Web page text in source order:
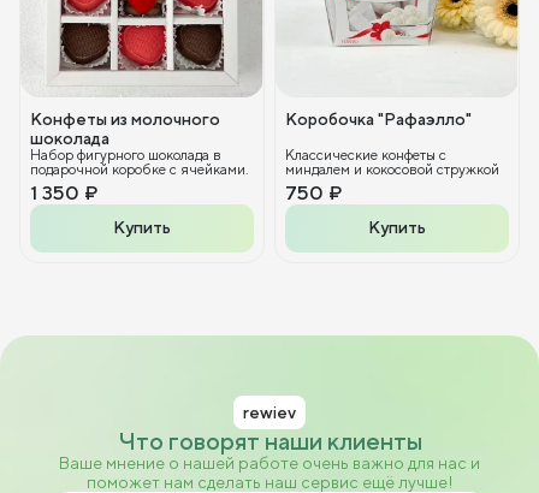
Конфеты из молочного
шоколада
Набор фигурного шоколада в
подарочной коробке с ячейками.
1 350 ₽
Купить
Коробочка "Рафаэлло"
Классические конфеты с
миндалем и кокосовой стружкой
750 ₽
Купить
Что говорят наши клиенты
rewiev
Ваше мнение о нашей работе очень важно для нас и
поможет нам сделать наш сервис ещё лучше!